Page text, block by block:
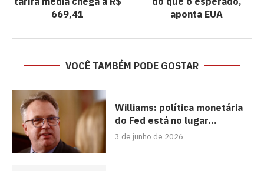
669,41
aponta EUA
VOCÊ TAMBÉM PODE GOSTAR
Williams: política monetária
do Fed está no lugar...
3 de junho de 2026